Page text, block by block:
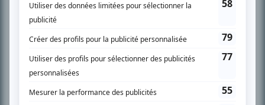
SUR LE RÉSEAU BIZZ MÉDIA
PLAN DU SITE